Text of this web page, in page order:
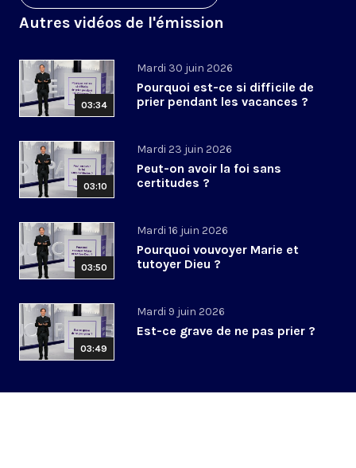
Autres vidéos de l'émission
03:34
Mardi 30 juin 2026
Pourquoi est-ce si difficile de
prier pendant les vacances ?
03:10
Mardi 23 juin 2026
Peut-on avoir la foi sans
certitudes ?
03:50
Mardi 16 juin 2026
Pourquoi vouvoyer Marie et
tutoyer Dieu ?
03:49
Mardi 9 juin 2026
Est-ce grave de ne pas prier ?